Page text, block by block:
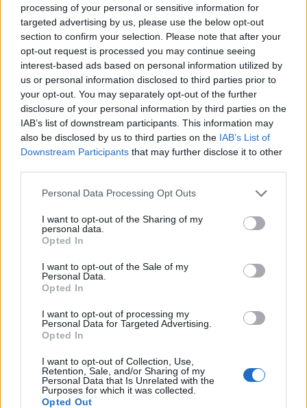
processing of your personal or sensitive information for
targeted advertising by us, please use the below opt-out
section to confirm your selection. Please note that after your
opt-out request is processed you may continue seeing
interest-based ads based on personal information utilized by
us or personal information disclosed to third parties prior to
your opt-out. You may separately opt-out of the further
disclosure of your personal information by third parties on the
IAB’s list of downstream participants. This information may
also be disclosed by us to third parties on the IAB’s List of
Downstream Participants that may further disclose it to other
Please note that this website/app uses one or more Google
not limited to your visit or usage behaviour. You may click to
grant or deny consent to Google and its third-party tags to
use your data for below specified purposes in below Google
consent section.
Personal Data Processing Opt Outs
I want to opt-out of the Sharing of my
personal data.
Opted In
I want to opt-out of the Sale of my
Personal Data.
Opted In
I want to opt-out of processing my
Personal Data for Targeted Advertising.
Opted In
I want to opt-out of Collection, Use,
Retention, Sale, and/or Sharing of my
Personal Data that Is Unrelated with the
Purposes for which it was collected.
Opted Out
Tata műemlékfelújítás műemlék restaurálás
A projekt részeként megújulnak a területen található
műemlékek, köztük a különleges Műromok, valamint a közeli
Várkanyarban álló Nepomuki Szent János híd és szobor is.
M1 bővítés: már zajlik a teljesen új
Bicske Kelet csomópont építése